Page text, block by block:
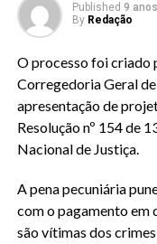
Published 9
By Redação
O processo foi criado
Corregedoria Geral
apresentação de
Resolução nº 154 de
Nacional de Justiça.
A pena pecuniária
com o pagamento em
são vítimas dos